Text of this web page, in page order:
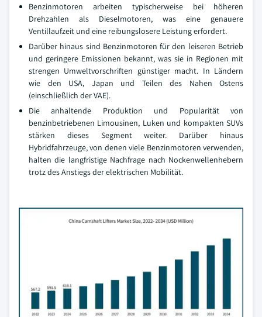
Benzinmotoren arbeiten typischerweise bei höheren
Drehzahlen als Dieselmotoren, was eine genauere
Ventillaufzeit und eine reibungslosere Leistung erfordert.
Darüber hinaus sind Benzinmotoren für den leiseren Betrieb
und geringere Emissionen bekannt, was sie in Regionen mit
strengen Umweltvorschriften günstiger macht. In Ländern
wie den USA, Japan und Teilen des Nahen Ostens
(einschließlich der VAE).
Die anhaltende Produktion und Popularität von
benzinbetriebenen Limousinen, Luken und kompakten SUVs
stärken dieses Segment weiter. Darüber hinaus
Hybridfahrzeuge, von denen viele Benzinmotoren verwenden,
halten die langfristige Nachfrage nach Nockenwellenhebern
trotz des Anstiegs der elektrischen Mobilität.